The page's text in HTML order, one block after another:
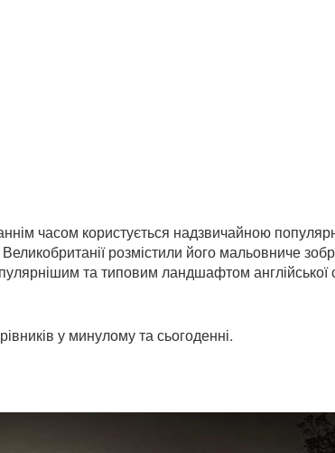
часом користується надзвичайною
розмістили його мальовниче
та типовим ландшафтом англійської
у минулому та сьогоденні.